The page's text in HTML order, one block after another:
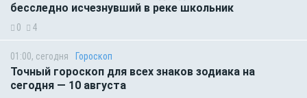
бесследно исчезнувший в реке школьник
0 4
01:00, сегодня Гороскоп
Точный гороскоп для всех знаков зодиака на
сегодня — 10 августа